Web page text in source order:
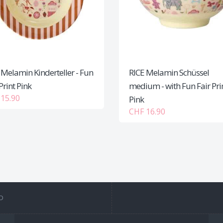
Melamin Kinderteller - Fun
Pink
RICE Melamin Schüssel
medium - with Fun Fair
Pink
CHF 16.90